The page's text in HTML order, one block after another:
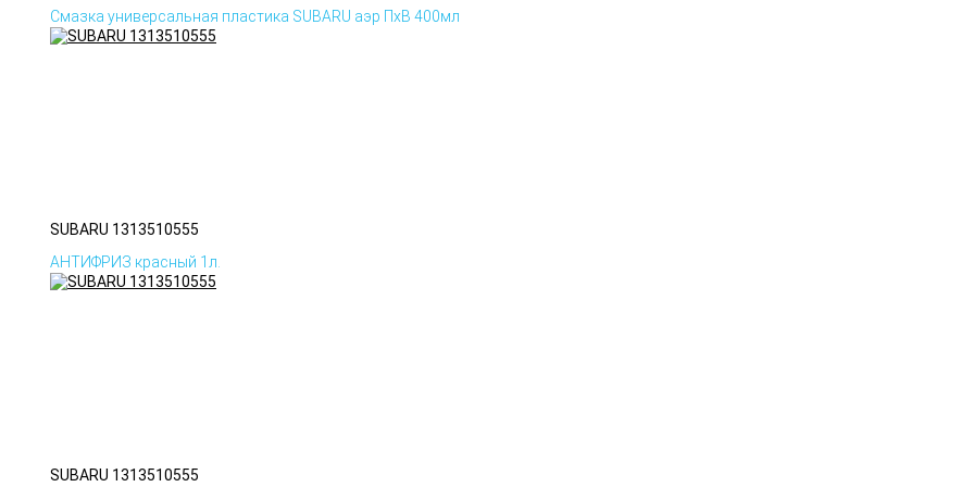
Смазка универсальная пластика SUBARU аэр ПхВ 400мл
SUBARU 1313510555
АНТИФРИЗ красный 1л.
SUBARU 1313510555